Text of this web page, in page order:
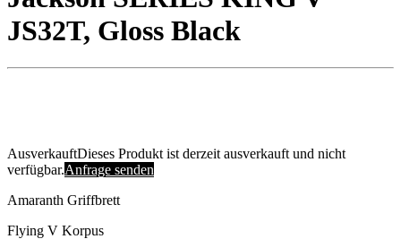
JS32T, Gloss Black
AusverkauftDieses Produkt ist derzeit ausverkauft und nicht
verfügbar.Anfrage senden
Amaranth Griffbrett
Flying V Korpus